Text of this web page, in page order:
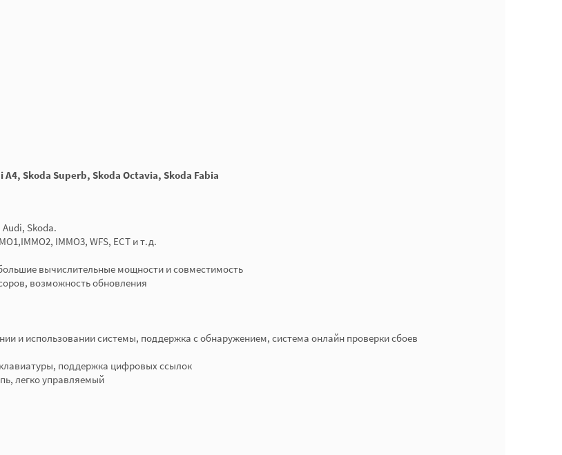
A4, Skoda Superb, Skoda Octavia, Skoda Fabia
Skoda.
IMMO3, WFS, ECT и т.д.
вычислительные мощности и совместимость
возможность обновления
и использовании системы, поддержка с обнаружением, система онлайн проверки сбоев
поддержка цифровых ссылок
легко управляемый